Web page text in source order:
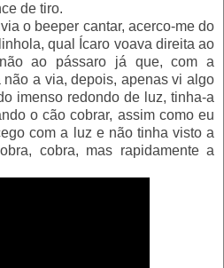
de tiro.
o beeper cantar, acerco-me do
qual Ícaro voava direita ao
ao pássaro já que, com a
a via, depois, apenas vi algo
imenso redondo de luz, tinha-a
o cão cobrar, assim como eu
com a luz e não tinha visto a
cobra, mas rapidamente a